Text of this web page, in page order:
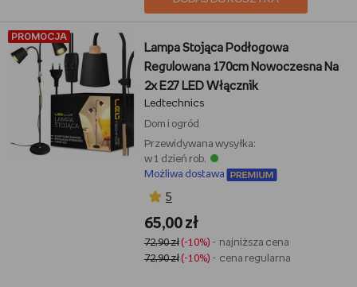
PROMOCJA
Lampa Stojąca Podłogowa
Regulowana 170cm Nowoczesna Na
2x E27 LED Włącznik
Ledtechnics
Dom i ogród
Przewidywana wysyłka:
w 1 dzień rob.
Możliwa dostawa
5
65,00 zł
72,90 zł(-10%) - najniższa cena
72,90 zł(-10%) - cena regularna